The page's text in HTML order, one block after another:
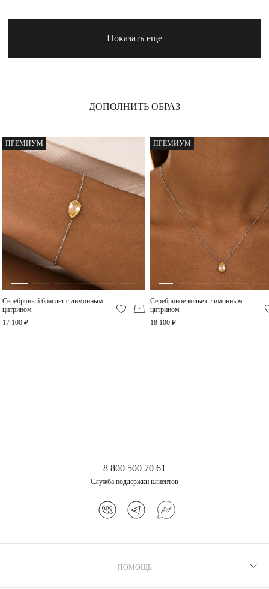
цитрином и фианитом
Серебряное кольцо с
Серебряное кольцо с
лимонным цитрином и
Серебряное кольцо с
лимонным цитрином и
фианитами
-30%
лимонным цитрином
11 550 ₽
колье с лимонным
цитрином
30 000 ₽
ХИТ
Серебряное кольцо с
лимонным цитрином
Показать еще
ДОПОЛНИТЬ ОБРАЗ
ПРЕМИУМ
Серебряный браслет с лимонным
цитрином
17 100 ₽
ПРЕМИУМ
Серебряное колье с лимонным
цитрином
18 100 ₽
8 800 500 70 61
Служба поддержки клиентов
ПОМОЩЬ
Рекомендации по уходу